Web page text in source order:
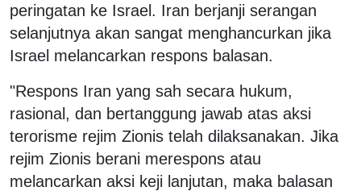
peringatan ke Israel. Iran berjanji serangan
selanjutnya akan sangat menghancurkan jika
Israel melancarkan respons balasan.
"Respons Iran yang sah secara hukum,
rasional, dan bertanggung jawab atas aksi
terorisme rejim Zionis telah dilaksanakan. Jika
rejim Zionis berani merespons atau
melancarkan aksi keji lanjutan, maka balasan